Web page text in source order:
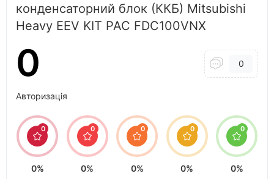
конденсаторний блок (ККБ) Mitsubishi
Heavy EEV KIT PAC FDC100VNX
0 0
Авторизація
0
0%
0
0%
0
0%
0
0%
0
0%